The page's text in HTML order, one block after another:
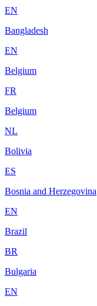
EN
Bangladesh
EN
Belgium
FR
Belgium
NL
Bolivia
ES
Bosnia and Herzegovina
EN
Brazil
BR
Bulgaria
EN